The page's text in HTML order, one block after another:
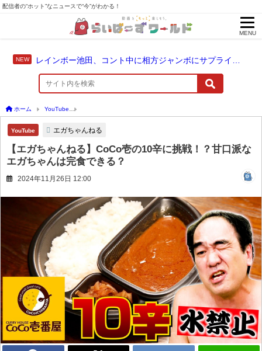
配信者の“ホット”なニュースで“今”がわかる！
MENU
ホーム YouTube
YouTube エガちゃんねる
【エガちゃんねる】CoCo壱の10辛に挑戦！？甘口派な
エガちゃんは完食できる？
2024年11月26日 12:00